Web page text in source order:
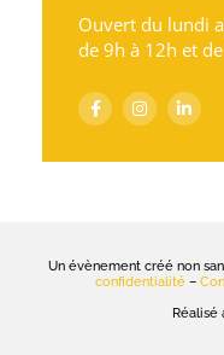
Ouvert du lundi
de 9h à 12h et
Un évènement créé non
confidentialité –
Réalisé